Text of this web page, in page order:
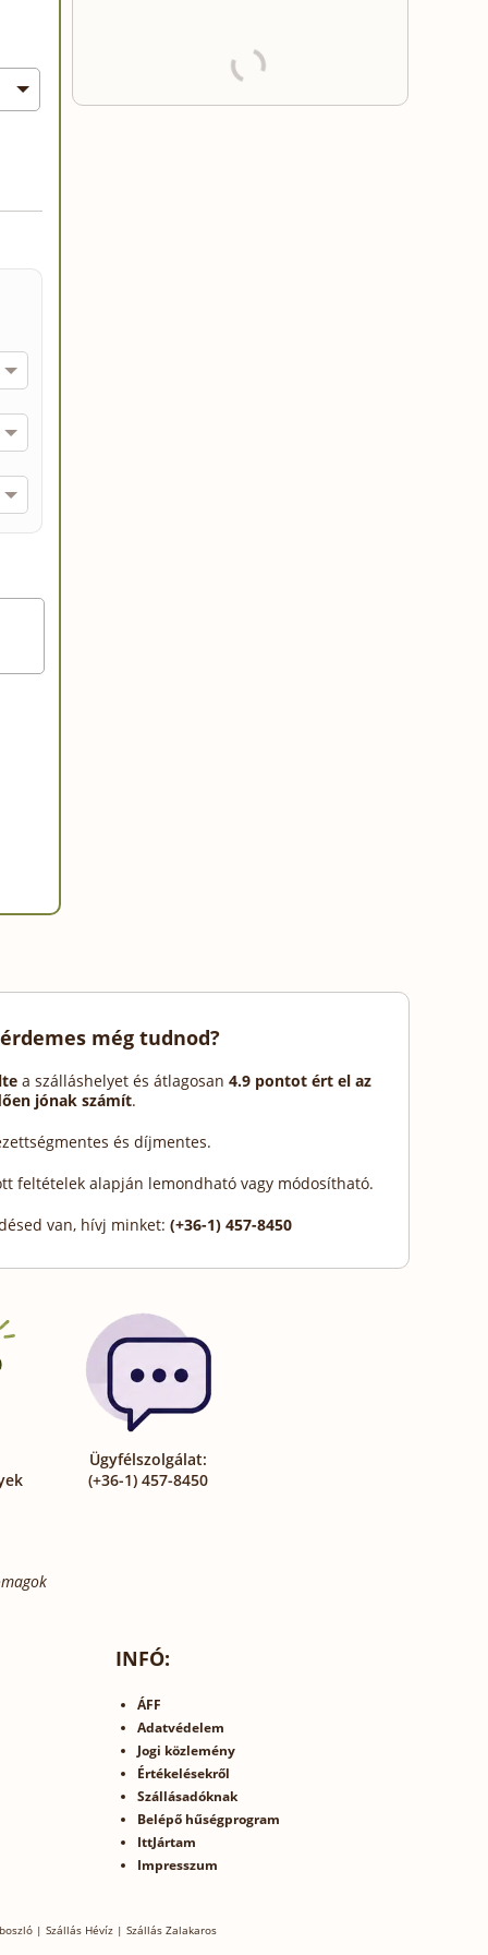
még tudnod?
a szálláshelyet és átlagosan 4.9 pontot ért el az
jónak számít.
és díjmentes.
feltételek alapján lemondható vagy módosítható.
van, hívj minket: (+36-1) 457-8450
Ügyfélszolgálat:
(+36-1) 457-8450
INFÓ:
ÁFF
Adatvédelem
Jogi közlemény
Értékelésekről
Szállásadóknak
Belépő hűségprogram
IttJártam
Impresszum
| Szállás Hévíz | Szállás Zalakaros